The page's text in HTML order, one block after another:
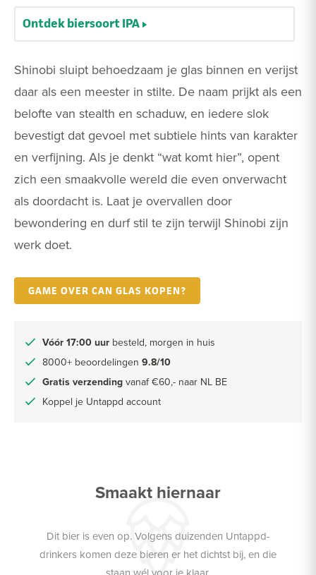
Shinobi sluipt behoedzaam je glas binnen en verijst
daar als een meester in stilte. De naam prijkt als een
belofte van stealth en schaduw, en iedere slok
bevestigt dat gevoel met subtiele hints van karakter
en verfijning. Als je denkt “wat komt hier”, opent
zich een smaakvolle wereld die even onverwacht
als doordacht is. Laat je overvallen door
bewondering en durf stil te zijn terwijl Shinobi zijn
werk doet.
GAME OVER CAN GLAS KOPEN?
Vóór 17:00 uur besteld, morgen in huis
8000+ beoordelingen 9.8/10
Gratis verzending vanaf €60,- naar NL BE
Koppel je Untappd account
Ontdek biersoort IPA
Smaakt hiernaar
Dit bier is even op. Volgens duizenden Untappd-
drinkers komen deze bieren er het dichtst bij, en die